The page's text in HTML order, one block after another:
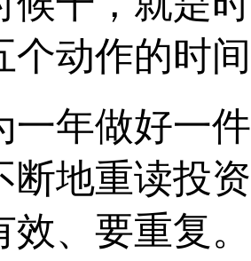
个动作的时
一年做好一
断地重读投
、要重复。